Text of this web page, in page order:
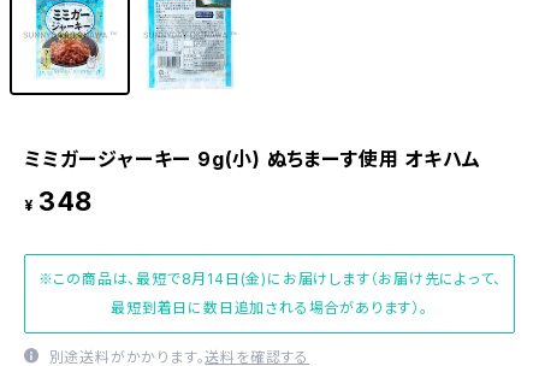
ミミガージャーキー 9g(小) ぬちまーす使用 オキハム
¥ 348
※この商品は、最短で8月14日(金)にお届けします（お届け先によって、
最短到着日に数日追加される場合があります）。
別途送料がかかります。送料を確認する